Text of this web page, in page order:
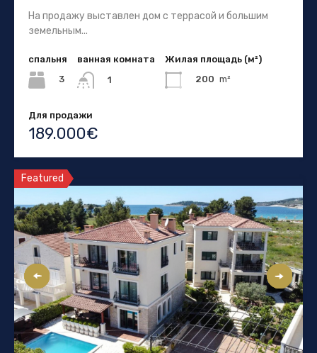
На продажу выставлен дом с террасой и большим
земельным...
спальня
3
ванная комната
1
Жилая площадь (м²)
200 m²
Для продажи
189.000€
Featured